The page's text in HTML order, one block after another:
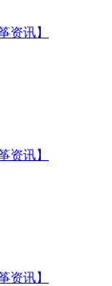
资讯】
资讯】
资讯】